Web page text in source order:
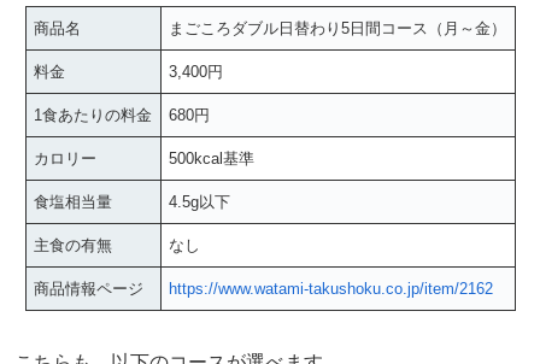
商品名 まごころダブル日替わり5日間コース（月～金）
料金 3,400円
1食あたりの料金 680円
カロリー 500kcal基準
食塩相当量 4.5g以下
主食の有無 なし
商品情報ページ https://www.watami-takushoku.co.jp/item/2162